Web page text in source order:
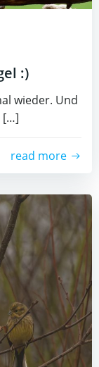
:)
wieder. Und
[…]
read more